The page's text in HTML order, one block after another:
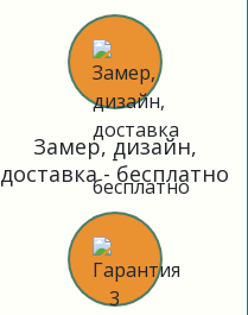
Замер, дизайн,
доставка - бесплатно